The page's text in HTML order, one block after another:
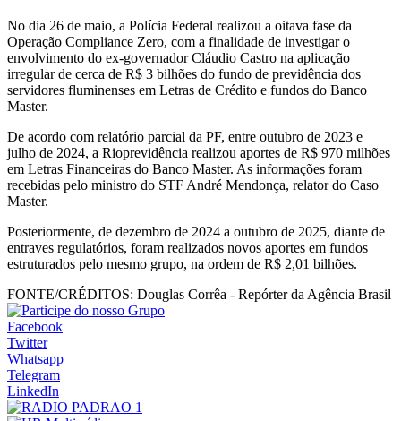
No dia 26 de maio, a Polícia Federal realizou a oitava fase da
Operação Compliance Zero, com a finalidade de investigar o
envolvimento do ex-governador Cláudio Castro na aplicação
irregular de cerca de R$ 3 bilhões do fundo de previdência dos
servidores fluminenses em Letras de Crédito e fundos do Banco
Master.
De acordo com relatório parcial da PF, entre outubro de 2023 e
julho de 2024, a Rioprevidência realizou aportes de R$ 970 milhões
em Letras Financeiras do Banco Master. As informações foram
recebidas pelo ministro do STF André Mendonça, relator do Caso
Master.
Posteriormente, de dezembro de 2024 a outubro de 2025, diante de
entraves regulatórios, foram realizados novos aportes em fundos
estruturados pelo mesmo grupo, na ordem de R$ 2,01 bilhões.
FONTE/CRÉDITOS: Douglas Corrêa - Repórter da Agência Brasil
Facebook
Twitter
Whatsapp
Telegram
LinkedIn